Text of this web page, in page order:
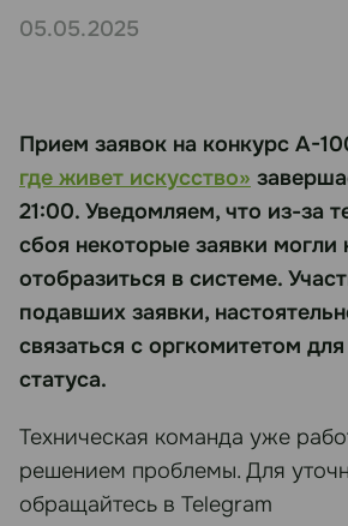
05.05.2025
Прием заявок на конкурс А-
где живет искусство»
21:00. Уведомляем, что из-за
сбоя некоторые заявки могли
отобразиться в системе.
подавших заявки,
связаться с оргкомитетом
статуса.
Техническая команда уже
решением проблемы. Для
обращайтесь в Telegram